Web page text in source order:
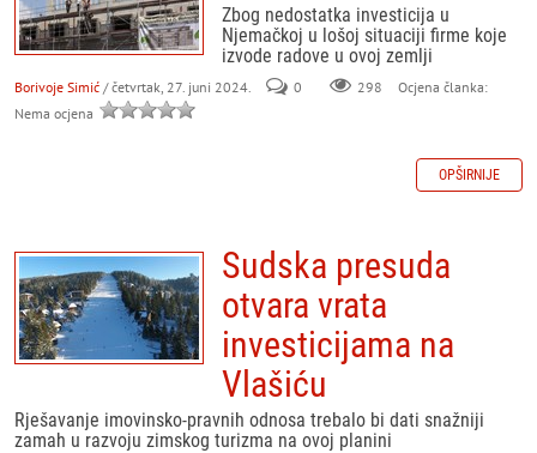
Zbog nedostatka investicija u
Njemačkoj u lošoj situaciji firme koje
izvode radove u ovoj zemlji
Borivoje Simić / četvrtak, 27. juni 2024. 0 298
Ocjena članka:
Nema ocjena
OPŠIRNIJE
Sudska presuda
otvara vrata
investicijama na
Vlašiću
Rješavanje imovinsko-pravnih odnosa trebalo bi dati snažniji
zamah u razvoju zimskog turizma na ovoj planini